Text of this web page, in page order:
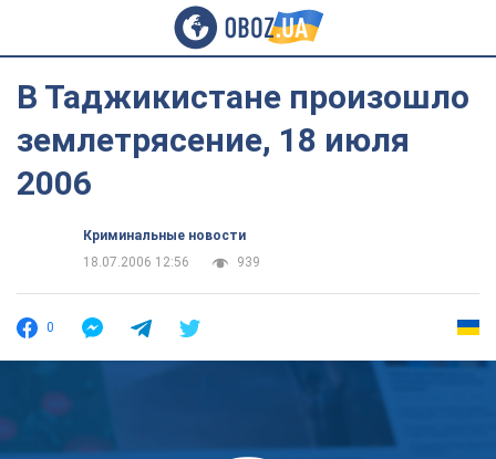
В Таджикистане произошло
землетрясение, 18 июля
2006
Криминальные новости
18.07.2006 12:56
939
0